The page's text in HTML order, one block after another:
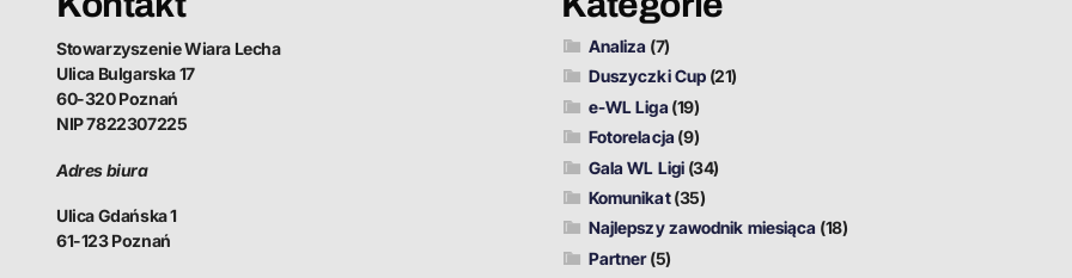
Stowarzyszenie Wiara Lecha
Ulica Bulgarska 17
60-320 Poznań
NIP 7822307225
Adres biura
Ulica Gdańska 1
61-123 Poznań
Analiza (7)
Duszyczki Cup (21)
e-WL Liga (19)
Fotorelacja (9)
Gala WL Ligi(34)
Komunikat(35)
Najlepszy zawodnik miesiąca (18)
Partner(5)